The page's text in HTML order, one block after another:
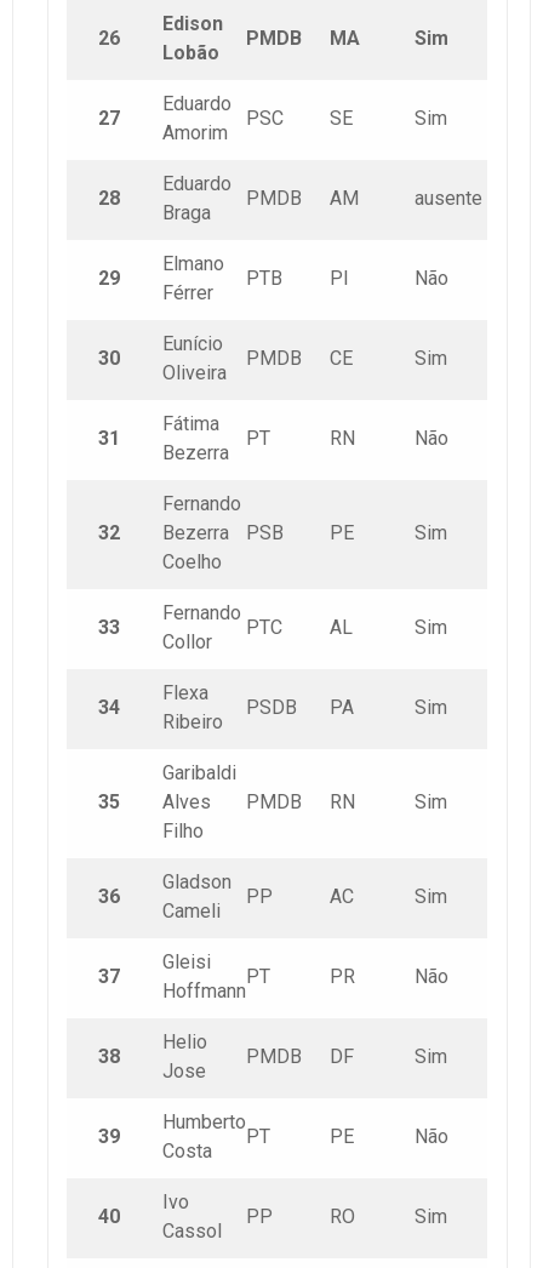
26
Edison
Lobão
PMDB MA Sim
27
Eduardo
Amorim
PSC SE Sim
28
Eduardo
Braga
PMDB AM ausente
29
Elmano
Férrer
PTB PI Não
30
Eunício
Oliveira
PMDB CE Sim
31
Fátima
Bezerra
PT RN Não
32
Fernando
Bezerra
Coelho
PSB PE Sim
33
Fernando
Collor
PTC AL Sim
34
Flexa
Ribeiro
PSDB PA Sim
35
Garibaldi
Alves
Filho
PMDB RN Sim
36
Gladson
Cameli
PP AC Sim
37
Gleisi
Hoffmann
PT PR Não
38
Helio
Jose
PMDB DF Sim
39
Humberto
Costa
PT PE Não
40
Ivo
Cassol
PP RO Sim